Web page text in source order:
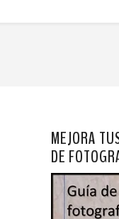
MEJORA
DE